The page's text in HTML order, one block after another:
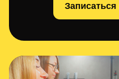
Записаться